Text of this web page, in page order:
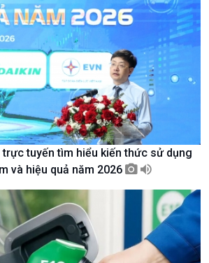
Thời sự
Thời sự 6h
Thời sự 12h
Thời sự 18h
Thời sự 21h30
Bản tin
Chuyên mục
Theo dòng Thời sự
tuyến tìm hiểu kiến thức sử dụng
và hiệu quả năm 2026